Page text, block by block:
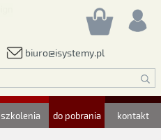
biuro@isystemy.pl
szkolenia do pobrania kontakt